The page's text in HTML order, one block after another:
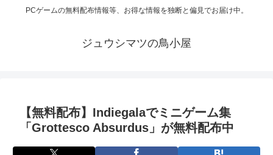
PCゲームの無料配布情報等、お得な情報を独断と偏見でお届け中。
ジュウシマツの鳥小屋
【無料配布】Indiegalaでミニゲーム集
「Grottesco Absurdus」が無料配布中